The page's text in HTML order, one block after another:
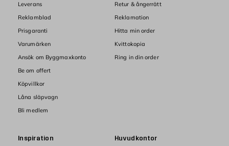
Huvudkontor
Leverans
Reklamblad
Prisgaranti
Varumärken
Ansök om Byggmaxkonto
Be om offert
Köpvillkor
Låna släpvagn
Bli medlem
Retur & ångerrätt
Reklamation
Hitta min order
Kvittokopia
Ring in din order
Inspiration